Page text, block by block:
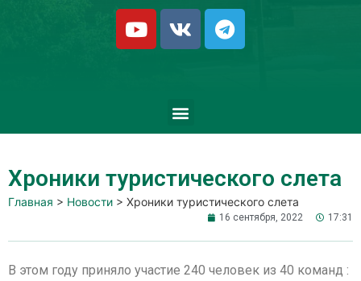
Хроники туристического слета
Главная > Новости > Хроники туристического слета
16 сентября, 2022 17:31
В этом году приняло участие 240 человек из 40 команд :